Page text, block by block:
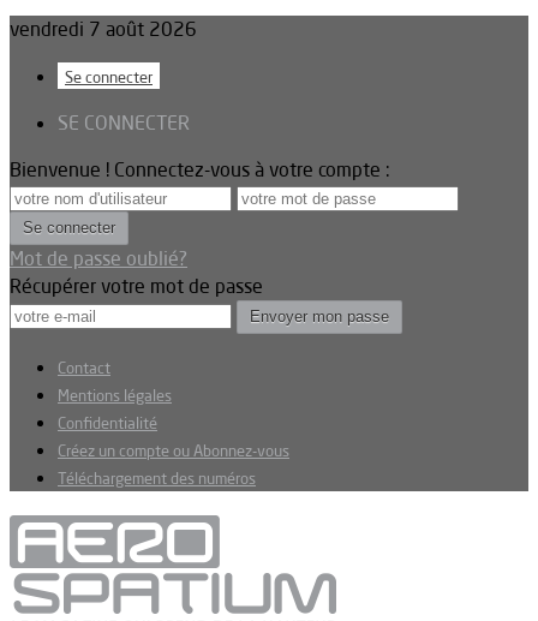
vendredi 7 août 2026
Se connecter
SE CONNECTER
Bienvenue ! Connectez-vous à votre compte :
Mot de passe oublié?
Récupérer votre mot de passe
Contact
Mentions légales
Confidentialité
Créez un compte ou Abonnez-vous
Téléchargement des numéros